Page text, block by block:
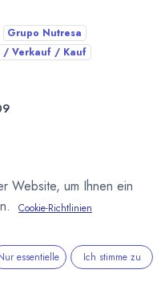
Grupo Nutresa
/ Verkauf / Kauf
Website, um Ihnen ein
Cookie-Richtlinien
essentielle Ich stimme zu